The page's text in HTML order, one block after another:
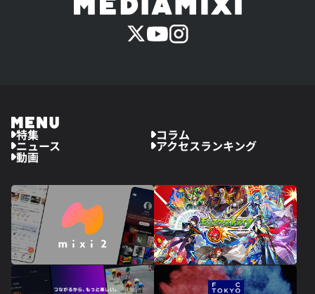
特集 コラム
ニュース アクセスランキング
動画